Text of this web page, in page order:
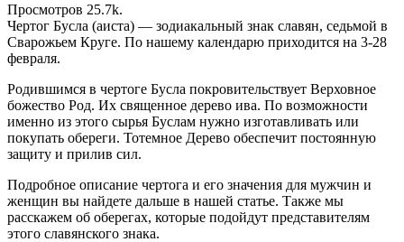
Просмотров 25.7k.
Чертог Бусла (аиста) — зодиакальный знак славян, седьмой в
Сварожьем Круге. По нашему календарю приходится на 3-28
февраля.
Родившимся в чертоге Бусла покровительствует Верховное
божество Род. Их священное дерево ива. По возможности
именно из этого сырья Буслам нужно изготавливать или
покупать обереги. Тотемное Дерево обеспечит постоянную
защиту и прилив сил.
Подробное описание чертога и его значения для мужчин и
женщин вы найдете дальше в нашей статье. Также мы
расскажем об оберегах, которые подойдут представителям
этого славянского знака.